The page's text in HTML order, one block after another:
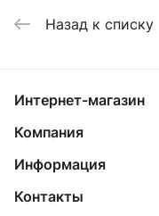
Назад к списку
Интернет-магазин
Компания
Информация
Контакты